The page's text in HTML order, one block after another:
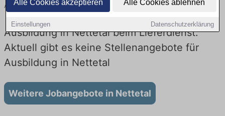
Alle Cookies akzeptieren Alle Cookies ablehnen
Einstellungen Datenschutzerklärung
Arbeitgebern und bewerben Sie sich noch heute.
Ausbildung in Nettetal beim Lieferdienst:
Aktuell gibt es keine Stellenangebote für
Ausbildung in Nettetal
Weitere Jobangebote in Nettetal